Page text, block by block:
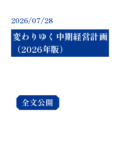
2026/07/28
変わりゆく中期経営計画
（2026年版）